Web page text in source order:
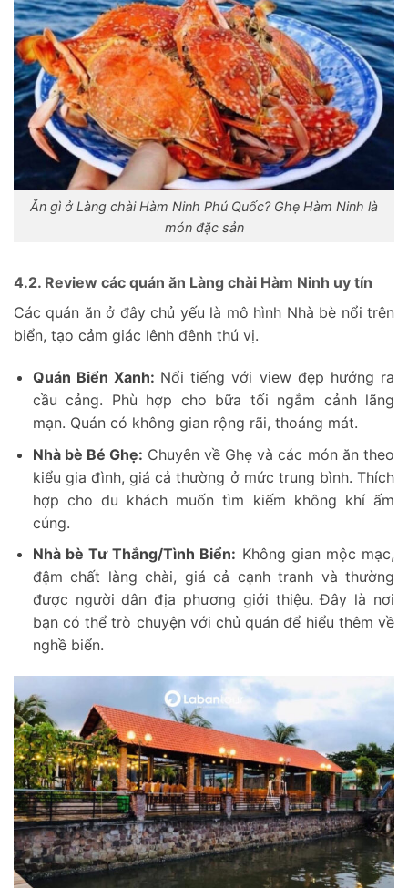
Ăn gì ở Làng chài Hàm Ninh Phú Quốc? Ghẹ Hàm Ninh là
món đặc sản
4.2. Review các quán ăn Làng chài Hàm Ninh uy tín
Các quán ăn ở đây chủ yếu là mô hình Nhà bè nổi trên
biển, tạo cảm giác lênh đênh thú vị.
Quán Biển Xanh: Nổi tiếng với view đẹp hướng ra
cầu cảng. Phù hợp cho bữa tối ngắm cảnh lãng
mạn. Quán có không gian rộng rãi, thoáng mát.
Nhà bè Bé Ghẹ: Chuyên về Ghẹ và các món ăn theo
kiểu gia đình, giá cả thường ở mức trung bình. Thích
hợp cho du khách muốn tìm kiếm không khí ấm
cúng.
Nhà bè Tư Thắng/Tình Biển: Không gian mộc mạc,
đậm chất làng chài, giá cả cạnh tranh và thường
được người dân địa phương giới thiệu. Đây là nơi
bạn có thể trò chuyện với chủ quán để hiểu thêm về
nghề biển.